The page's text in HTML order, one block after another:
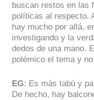
buscan restos en las
políticas al respecto.
hay mucho por allá,
investigando y la
dedos de una mano.
polémico el tema y
EG: Es más tabú y
De hecho, hay